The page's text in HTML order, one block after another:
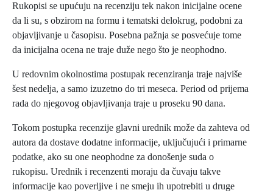
Rukopisi se upućuju na recenziju tek nakon inicijalne ocene
da li su, s obzirom na formu i tematski delokrug, podobni za
objavljivanje u časopisu. Posebna pažnja se posvećuje tome
da inicijalna ocena ne traje duže nego što je neophodno.
U redovnim okolnostima postupak recenziranja traje najviše
šest nedelja, a samo izuzetno do tri meseca. Period od prijema
rada do njegovog objavljivanja traje u proseku 90 dana.
Tokom postupka recenzije glavni urednik može da zahteva od
autora da dostave dodatne informacije, uključujući i primarne
podatke, ako su one neophodne za donošenje suda o
rukopisu. Urednik i recenzenti moraju da čuvaju takve
informacije kao poverljive i ne smeju ih upotrebiti u druge